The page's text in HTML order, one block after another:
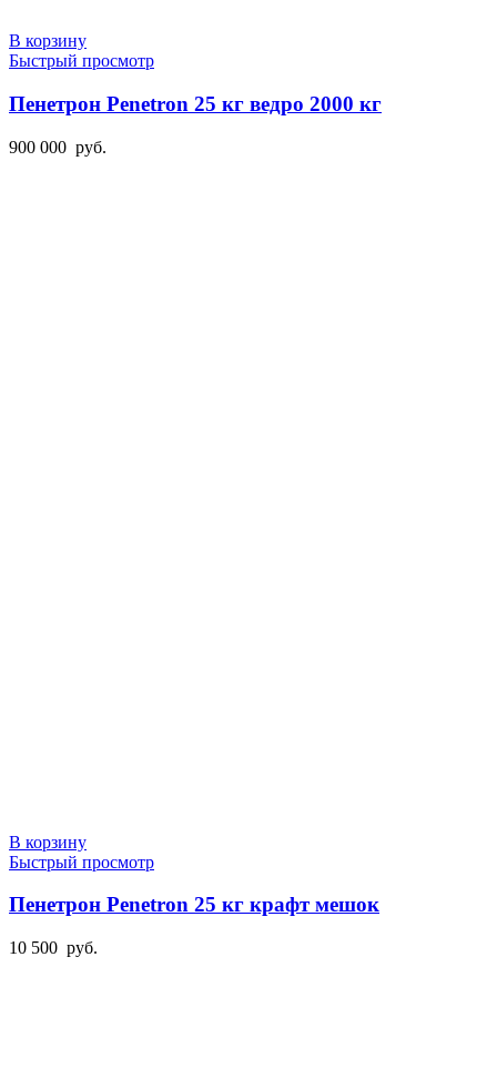
В корзину
Быстрый просмотр
Пенетрон Penetron 25 кг ведро 2000 кг
900 000 руб.
В корзину
Быстрый просмотр
Пенетрон Penetron 25 кг крафт мешок
10 500 руб.